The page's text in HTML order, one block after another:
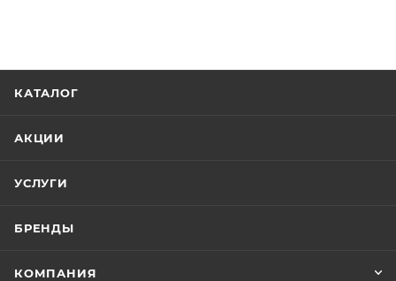
КАТАЛОГ
АКЦИИ
УСЛУГИ
БРЕНДЫ
КОМПАНИЯ